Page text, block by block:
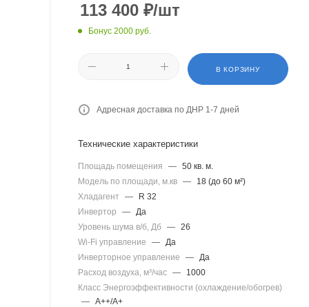
113 400 ₽/шт
Бонус 2000 руб.
В КОРЗИНУ
Адресная доставка по ДНР 1-7 дней
Технические характеристики
Площадь помещения — 50 кв. м.
Модель по площади, м.кв —
18 (до 60 м²)
Хладагент
—
R 32
Инвертор
— Да
Уровень шума в/б, Дб — 26
Wi-Fi управление
— Да
Инверторное управление
— Да
Расход воздуха, м³/час —
1000
Класс Энергоэффективности (охлаждение/обогрев)
— A++/A+